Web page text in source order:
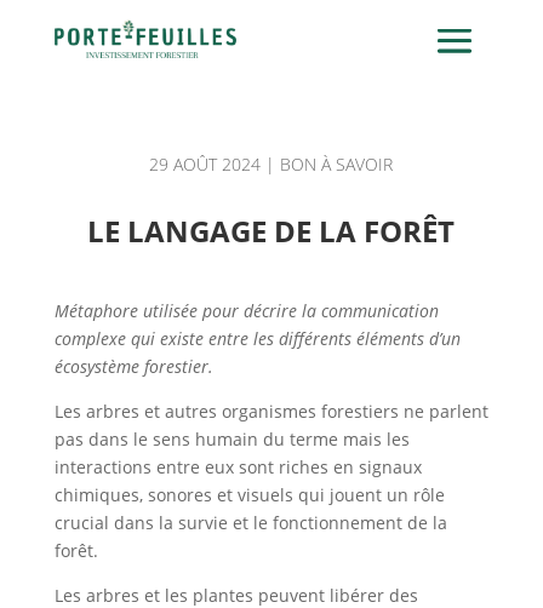
29 AOÛT 2024 | BON À SAVOIR
LE LANGAGE DE LA FORÊT
Métaphore utilisée pour décrire la communication
complexe qui existe entre les différents éléments d’un
écosystème forestier.
Les arbres et autres organismes forestiers ne parlent
pas dans le sens humain du terme mais les
interactions entre eux sont riches en signaux
chimiques, sonores et visuels qui jouent un rôle
crucial dans la survie et le fonctionnement de la
forêt.
Les arbres et les plantes peuvent libérer des